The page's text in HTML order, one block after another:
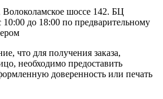
Волоколамское шоссе 142. БЦ
до 18:00 по предварительному
что для получения заказа,
необходимо предоставить
доверенность или печать